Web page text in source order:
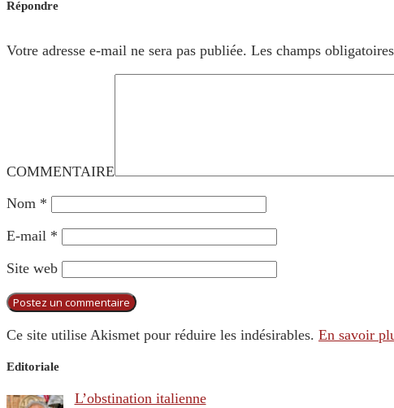
Répondre
Votre adresse e-mail ne sera pas publiée. Les champs
COMMENTAIRE
Nom *
E-mail *
Site web
Ce site utilise Akismet pour réduire les indésirables. En savoir
Editoriale
L’obstination italienne